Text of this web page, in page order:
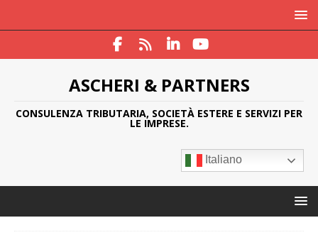
ASCHERI & PARTNERS
CONSULENZA TRIBUTARIA, SOCIETÀ ESTERE E SERVIZI PER
LE IMPRESE.
Italiano